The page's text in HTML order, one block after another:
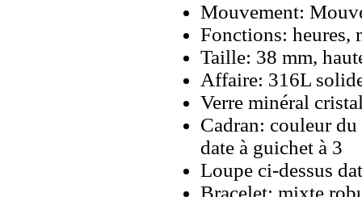
Mouvement:
Fonctions: heures,
Taille: 38 mm,
Affaire: 316L
Verre minéral
Cadran: couleur
date à guichet à 3
Loupe ci-dessus
Bracelet: mixte